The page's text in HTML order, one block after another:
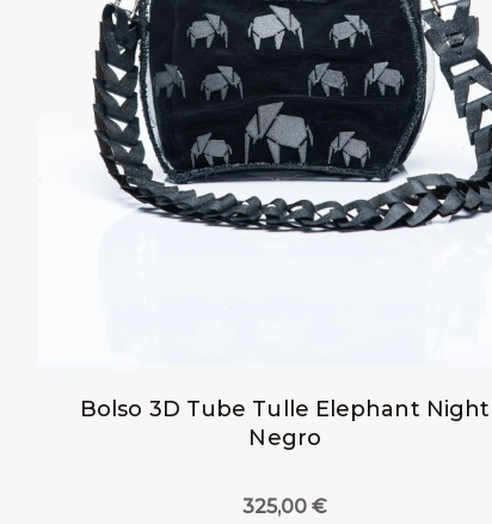
Bolso 3D Tube Tulle Elephant Night
Negro
325,00€